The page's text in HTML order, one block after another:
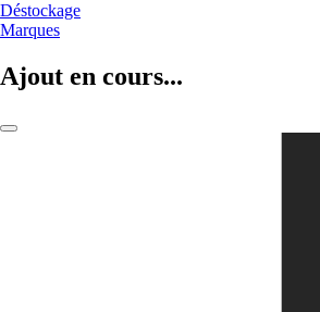
Déstockage
Marques
Ajout en cours...